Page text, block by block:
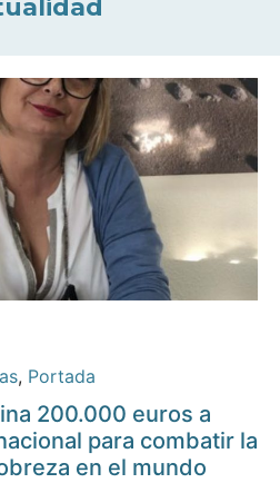
, Portada
200.000 euros a
para combatir la
en el mundo